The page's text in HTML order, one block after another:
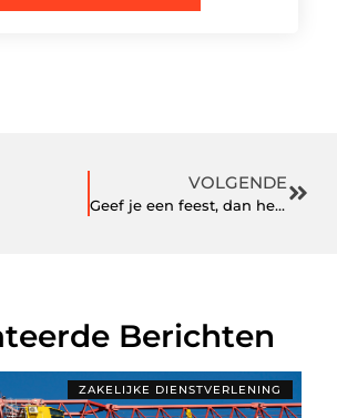
VOLGENDE
Geef je een feest, dan helpen wij jou!
Berichten
ZAKELIJKE DIENSTVERLENING